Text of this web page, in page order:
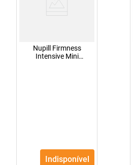
Nupill Firmness
Intensive Mini
Indisponível